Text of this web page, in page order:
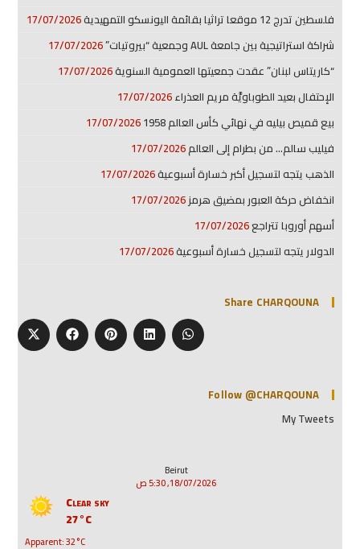
فلسطين تدرج 12 موقعا تراثيا بقائمة اليونسكو التمهيدية
17/07/2026
شراكة استراتيجية بين جامعة AUL وجمعية “بيروتيات”
17/07/2026
“كاريتاس لبنان” عقدت جمعيتها العمومية السنوية17/07/2026
الإحتفال بعيد الطوباويَّة مريم العذراء17/07/2026
بيع قميص بيليه في نهائي كأس العالم 1958
17/07/2026
فيليب سالم… من بطرام إلى العالم17/07/2026
الذهب يتجه لتسجيل أكبر خسارة أسبوعية17/07/2026
انخفاض حركة العبور بمضيق هرمز17/07/2026
أسهم أوروبا تتراجع17/07/2026
الدولار يتجه لتسجيل خسارة أسبوعية17/07/2026
Share CHARQOUNA
Follow @CHARQOUNA
My Tweets
Beirut
18/07/2026, 5:30 ص
Clear sky
27°C
Apparent: 32°C